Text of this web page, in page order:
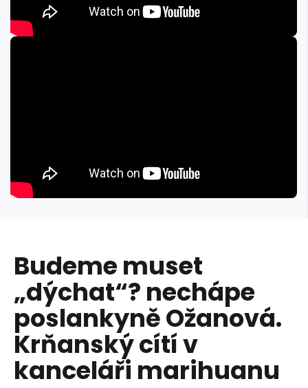
Budeme muset
„dýchat“? nechápe
poslankyně Ožanová.
Krňanský cítí v
kanceláři marihuanu